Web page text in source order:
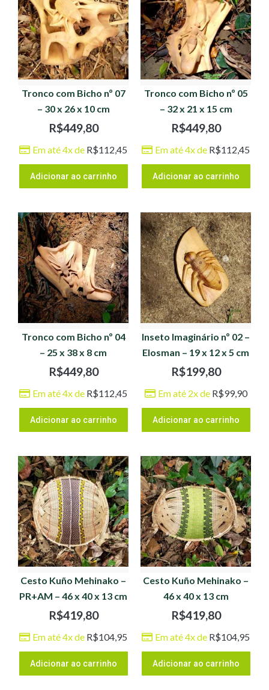
Tronco com Bicho nº 07
– 30 x 26 x 10 cm
R$449,80
Em até 4x de R$112,45
Adicionar ao carrinho
Tronco com Bicho nº 05
– 32 x 21 x 15 cm
R$449,80
Em até 4x de R$112,45
Adicionar ao carrinho
Tronco com Bicho nº 04
– 25 x 38 x 8 cm
R$449,80
Em até 4x de R$112,45
Adicionar ao carrinho
Inseto Imaginário nº 02 –
Elosman – 19 x 12 x 5 cm
R$199,80
Em até 2x de R$99,90
Adicionar ao carrinho
Cesto Kuño Mehinako –
PR+AM – 46 x 40 x 13 cm
R$419,80
Em até 4x de R$104,95
Adicionar ao carrinho
Cesto Kuño Mehinako –
46 x 40 x 13 cm
R$419,80
Em até 4x de R$104,95
Adicionar ao carrinho